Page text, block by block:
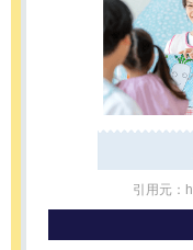
引用元：